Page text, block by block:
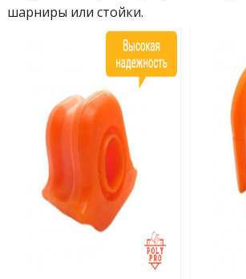
шарниры или стойки.